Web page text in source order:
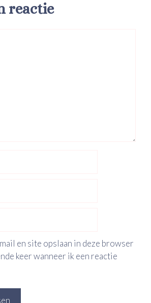
reactie
en site opslaan in deze browser
keer wanneer ik een reactie